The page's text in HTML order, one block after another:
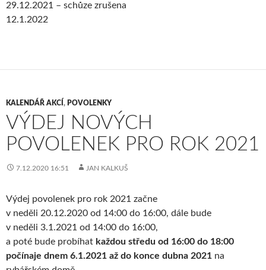
29.12.2021 – schůze zrušena
12.1.2022
KALENDÁŘ AKCÍ , POVOLENKY
VÝDEJ NOVÝCH
POVOLENEK PRO ROK 2021
7.12.2020 16:51 JAN KALKUŠ
Výdej povolenek pro rok 2021 začne
v neděli 20.12.2020 od 14:00 do 16:00, dále bude
v neděli 3.1.2021 od 14:00 do 16:00,
a poté bude probíhat každou středu od 16:00 do 18:00
počínaje dnem 6.1.2021 až do konce dubna 2021 na